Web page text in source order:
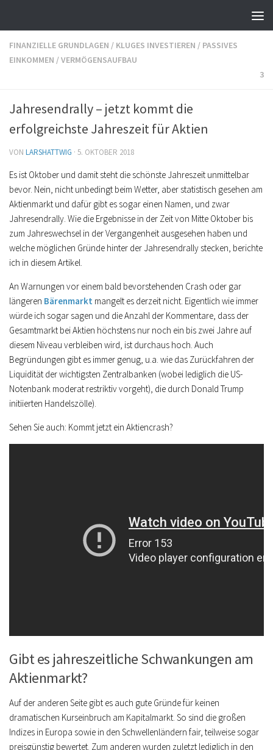
FINANZIELLE GRUNDLAGEN / KLUGES INVESTIEREN / PASSIVES
EINKOMMEN /VERMÖGENSAUFBAU
3
Jahresendrally – jetzt kommt die
erfolgreichste Jahreszeit für Aktien
VON LARSHATTWIG · 5. OKTOBER 2018
Es ist Oktober und damit steht die schönste Jahreszeit unmittelbar
bevor. Nein, nicht unbedingt beim Wetter, aber statistisch gesehen am
Aktienmarkt und dafür gibt es sogar einen Namen, und zwar
Jahresendrally. Wie die Ergebnisse in der Zeit von Mitte Oktober bis
zum Jahreswechsel in der Vergangenheit ausgesehen haben und
welche möglichen Gründe hinter der Jahresendrally stecken, berichte
ich in diesem Artikel.
An Warnungen vor einem bald bevorstehenden Crash oder gar
längeren Bärenmarkt mangelt es derzeit nicht. Eigentlich wie immer
würde ich sogar sagen und die Anzahl der Kommentare, dass der
Gesamtmarkt bei Aktien höchstens nur noch ein bis zwei Jahre auf
diesem Niveau verbleiben wird, ist durchaus hoch. Auch
Begründungen gibt es immer genug, u.a. wie das Zurückfahren der
Liquidität der wichtigsten Zentralbanken (wobei lediglich die US-
Notenbank moderat restriktiv vorgeht), die durch Donald Trump
initiierten Handelszölle).
Sehen Sie auch: Kommt jetzt ein Aktiencrash?
Gibt es jahreszeitliche Schwankungen am
Aktienmarkt?
Auf der anderen Seite gibt es auch gute Gründe für keinen
dramatischen Kurseinbruch am Kapitalmarkt. So sind die großen
Indizes in Europa sowie in den Schwellenländern fair, teilweise sogar
preisgünstig bewertet. Zum anderen wurden zuletzt lediglich in den